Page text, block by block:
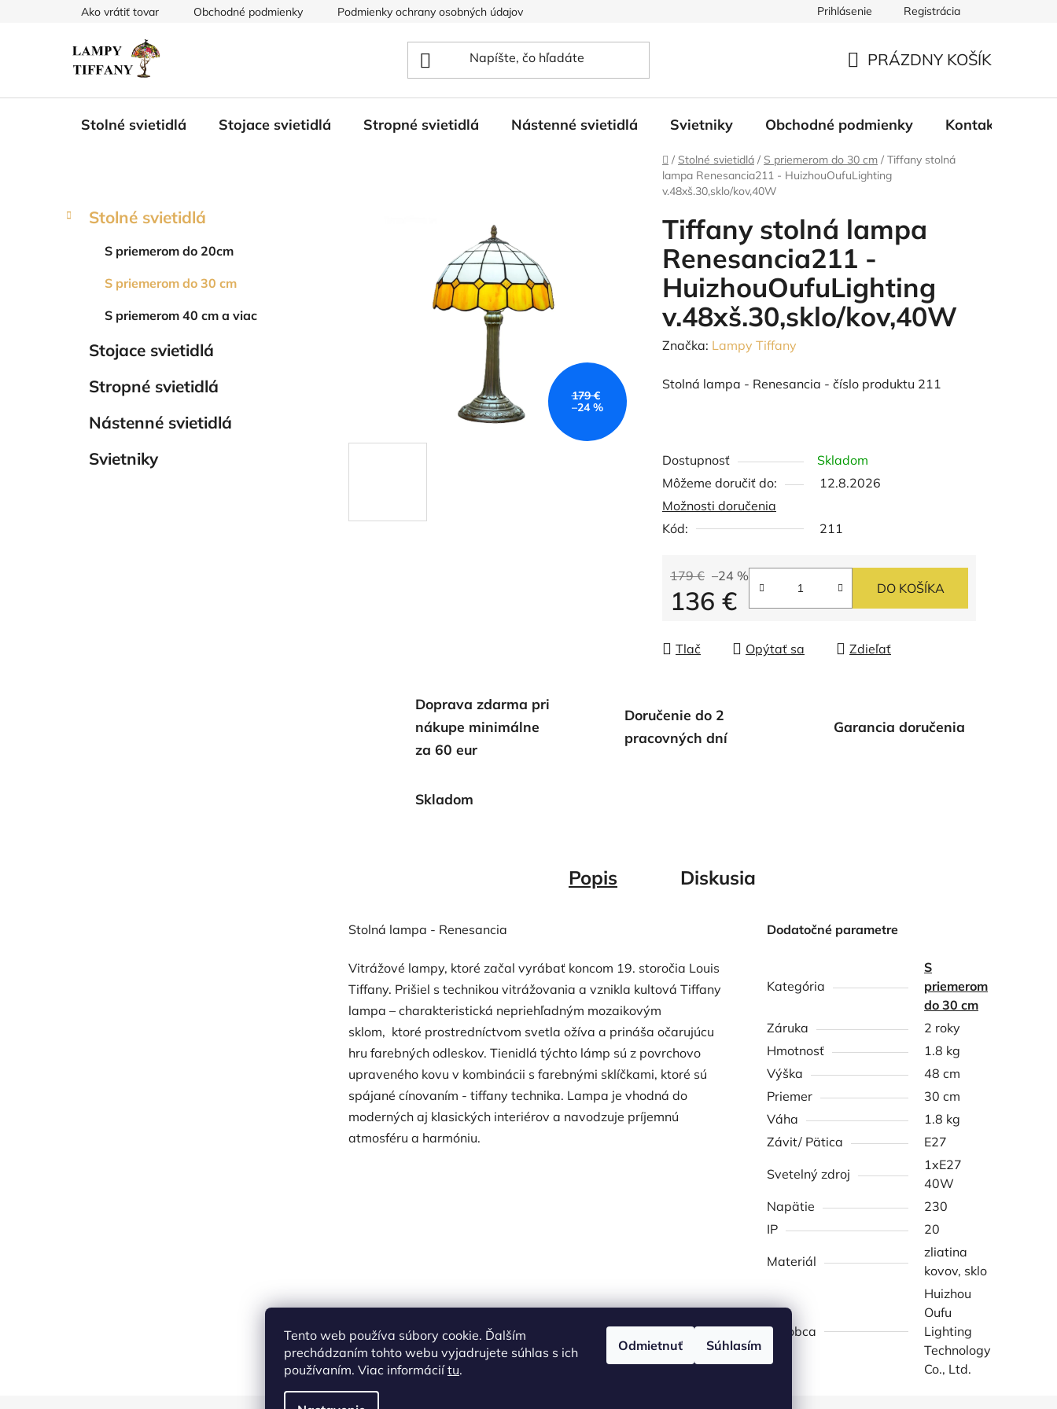
Tento web používa súbory cookie. Ďalším
prechádzaním tohto webu vyjadrujete súhlas s ich
používaním. Viac informáciítu.
Odmietnuť Súhlasím
Ako vrátiť tovar Obchodné podmienky Podmienky ochrany osobných údajov Prihlásenie Registrácia
KOŠÍK
PRÁZDNY KOŠÍK
Stolné svietidlá Stojace svietidlá Stropné svietidlá Nástenné svietidlá Svietniky Obchodné podmienky Kontakty
Domov
/ Stolné svietidlá / S priemerom do 30 cm / Tiffany stolná
lampa Renesancia211 - HuizhouOufuLighting
v.48xš.30,sklo/kov,40W
B
kategórie
a
Stolné svietidlá
S priemerom do 20cm
S priemerom do 30 cm
S priemerom 40 cm a viac
Stojace svietidlá
Stropné svietidlá
Nástenné svietidlá
Svietniky
Tiffany stolná lampa
Renesancia211 -
HuizhouOufuLighting
v.48xš.30,sklo/kov,40W
Značka: Lampy Tiffany
Stolná lampa - Renesancia - číslo produktu 211
Dostupnosť
Skladom
Môžeme doručiť do:
12.8.2026
Možnosti doručenia
Kód:
211
179 € –24 %
136 € DO KOŠÍKA
Tlač Opýtať sa Zdieľať
179 €
–24 %
Doprava zdarma pri
nákupe minimálne
za 60 eur
Doručenie do 2
pracovných dní
Garancia doručenia
Skladom
Popis Diskusia
Stolná lampa - Renesancia
Vitrážové lampy, ktoré začal vyrábať koncom 19. storočia Louis
Tiffany. Prišiel s technikou vitrážovania a vznikla kultová Tiffany
lampa – charakteristická nepriehľadným mozaikovým
sklom, ktoré prostredníctvom svetla ožíva a prináša očarujúcu
hru farebných odleskov. Tienidlá týchto lámp sú z povrchovo
upraveného kovu v kombinácii s farebnými sklíčkami, ktoré sú
spájané cínovaním - tiffany technika. Lampa je vhodná do
moderných aj klasických interiérov a navodzuje príjemnú
atmosféru a harmóniu.
Dodatočné parametre
Kategória
S
priemerom
do 30 cm
Záruka
2 roky
Hmotnosť
1.8 kg
Výška
48 cm
Priemer
30 cm
Váha
1.8 kg
Závit/ Pätica
E27
Svetelný zdroj
1xE27
40W
Napätie
230
IP
20
Materiál
zliatina
kovov, sklo
Výrobca
Huizhou
Oufu
Lighting
Technology
Co., Ltd.